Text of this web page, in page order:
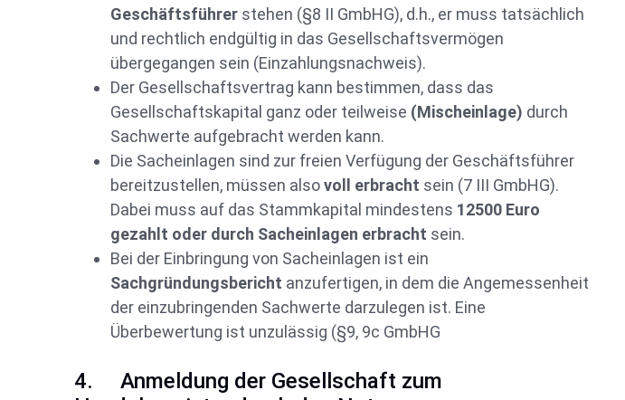
Geschäftsführer stehen (§8 II GmbHG), d.h., er muss tatsächlich
und rechtlich endgültig in das Gesellschaftsvermögen
übergegangen sein (Einzahlungsnachweis).
Der Gesellschaftsvertrag kann bestimmen, dass das
Gesellschaftskapital ganz oder teilweise (Mischeinlage) durch
Sachwerte aufgebracht werden kann.
Die Sacheinlagen sind zur freien Verfügung der Geschäftsführer
bereitzustellen, müssen alsovoll erbracht sein (7 III GmbHG).
Dabei muss auf das Stammkapital mindestens 12500 Euro
gezahlt oder durch Sacheinlagen erbracht sein.
Bei der Einbringung von Sacheinlagen ist ein
Sachgründungsbericht anzufertigen, in dem die Angemessenheit
der einzubringenden Sachwerte darzulegen ist. Eine
Überbewertung ist unzulässig (§9, 9c GmbHG
4. Anmeldung der Gesellschaft zum